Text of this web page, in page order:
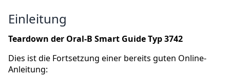
Einleitung
Teardown der Oral-B Smart Guide Typ 3742
Dies ist die Fortsetzung einer bereits guten Online-
Anleitung: